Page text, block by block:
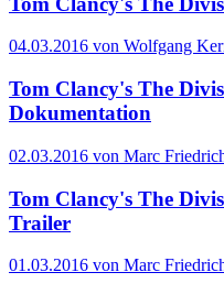
04.03.2016 von Wolfgang
Tom Clancy's The
Dokumentation
02.03.2016 von Marc
Tom Clancy's The
Trailer
01.03.2016 von Marc